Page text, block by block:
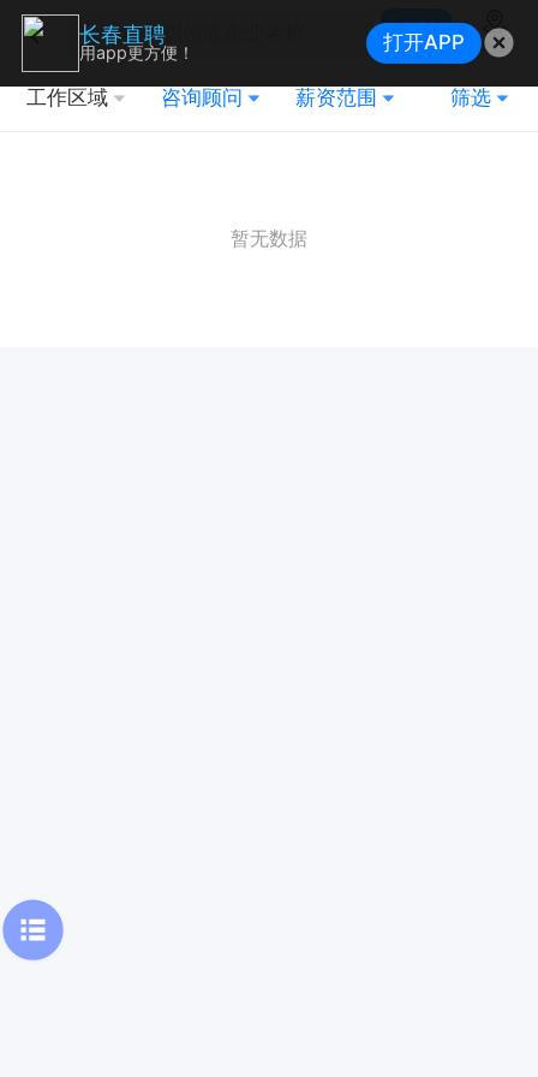
搜索
地图
工作区域 咨询顾问 薪资范围 筛选
暂无数据
长春直聘
用app更方便！ 打开APP